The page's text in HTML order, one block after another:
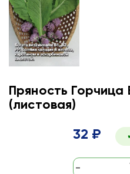
Пряность Горчица
(листовая)
32 ₽
-